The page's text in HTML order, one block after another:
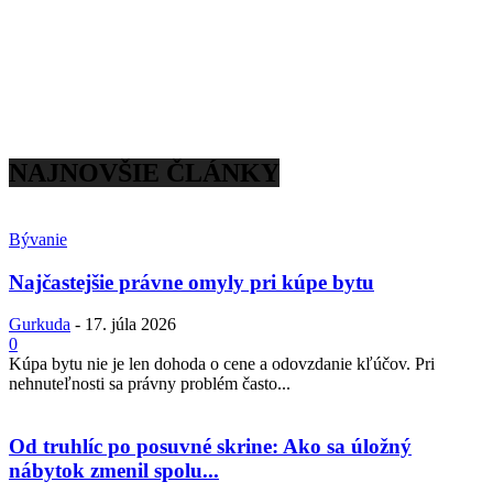
NAJNOVŠIE ČLÁNKY
Bývanie
Najčastejšie právne omyly pri kúpe bytu
Gurkuda - 17. júla 2026
0
Kúpa bytu nie je len dohoda o cene a odovzdanie kľúčov. Pri
nehnuteľnosti sa právny problém často...
Od truhlíc po posuvné skrine: Ako sa úložný
nábytok zmenil spolu...